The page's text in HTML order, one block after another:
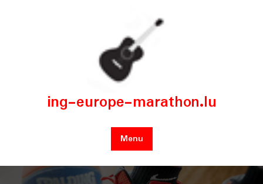
ing-europe-marathon.lu
Menu